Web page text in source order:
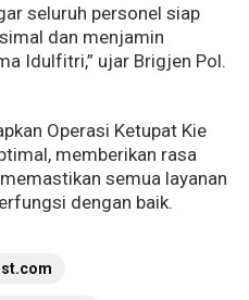
seluruh personel siap
dan menjamin
Idulfitri,” ujar Brigjen Pol.
Operasi Ketupat Kie
memberikan rasa
semua layanan
dengan baik.